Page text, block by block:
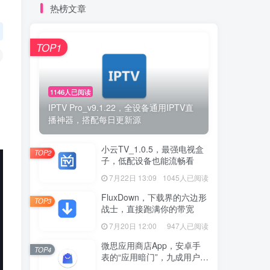
热榜文章
1146人已阅读
IPTV Pro_v9.1.22，全设备通用IPTV直
播神器，搭配每日更新源
TOP1
小云TV_1.0.5，最强电视盒
子，低配设备也能流畅看
7月22日 13:09 1045人已阅读
TOP2
FluxDown，下载界的六边形
战士，直接跑满你的带宽
7月20日 12:00 947人已阅读
TOP3
微思应用商店App，安卓手
表的“应用暗门”，九成用户还
TOP4